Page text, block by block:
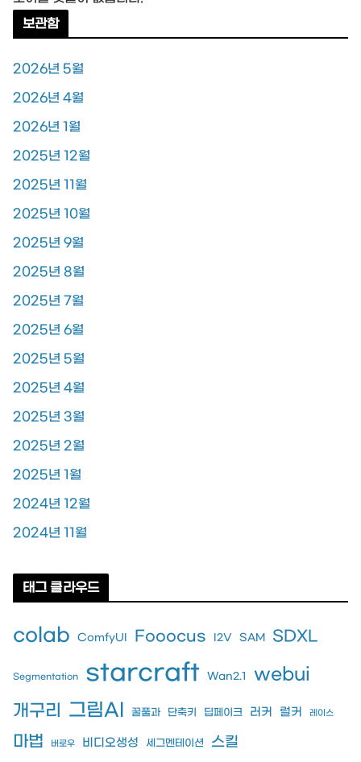
보관함
2026년 5월
2026년 4월
2026년 1월
2025년 12월
2025년 11월
2025년 10월
2025년 9월
2025년 8월
2025년 7월
2025년 6월
2025년 5월
2025년 4월
2025년 3월
2025년 2월
2025년 1월
2024년 12월
2024년 11월
태그 클라우드
colab ComfyUI Fooocus I2V SAM SDXL
Segmentation starcraft Wan2.1
webui
개구리 그림AI 꿀풀과 단축키 딥페이크 러커 럴커 레이스
마법 버로우 비디오생성 세그멘테이션 스킬